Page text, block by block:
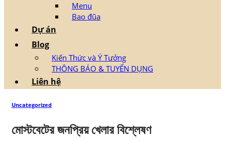
Menu
Bao đũa
Dự án
Blog
Kiến Thức và Ý Tưởng
THÔNG BÁO & TUYỂN DỤNG
Liên hệ
Uncategorized
মোস্টবেটের জনপ্রিয় খেলার বিশ্লেষণ